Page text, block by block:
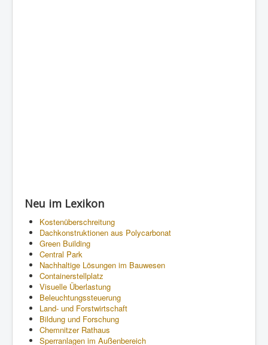
Neu im Lexikon
Kostenüberschreitung
Dachkonstruktionen aus Polycarbonat
Green Building
Central Park
Nachhaltige Lösungen im Bauwesen
Containerstellplatz
Visuelle Überlastung
Beleuchtungssteuerung
Land- und Forstwirtschaft
Bildung und Forschung
Chemnitzer Rathaus
Sperranlagen im Außenbereich